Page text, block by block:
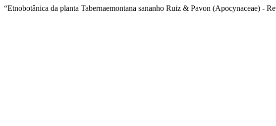
“Etnobotânica da planta Tabernaemontana sananho Ruiz & Pavon (Apocynaceae) -